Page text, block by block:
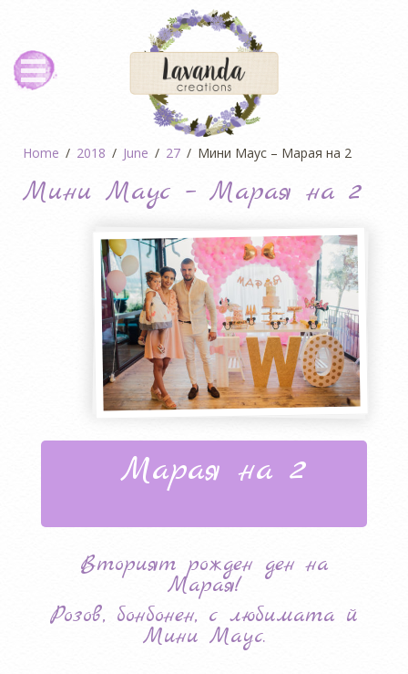
Home 2018 June 27 Мини Маус – Марая на 2
Мини Маус – Марая на 2
Марая на 2
Вторият рожден ден на
Марая!
Розов, бонбонен, с любимата й
Мини Маус.